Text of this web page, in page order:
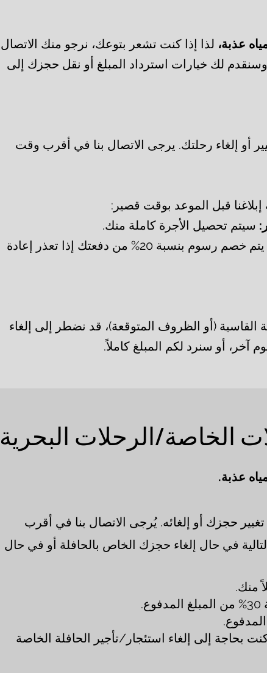
عذبة، لذا إذا كنت تشعر بتوعك، نرجو منك الاتصال
لك خيارات استرداد المبلغ أو نقل حجزك إلى
أو إلغاء رحلتك. يرجى الاتصال بنا في أقرب وقت
قبل الموعد بوقت قصير:
سيتم تحصيل الأجرة كاملة منك.
: قد يتم خصم رسوم بنسبة 20% من دفعتك إذا تعذر إعادة
(أو الظروف المتوقعة)، قد نضطر إلى إلغاء
آخر، أو سنرد لكم المبلغ كاملاً.
الخاصة/الرحلات البحرية
عذبة.
حجزك أو إلغائه. يُرجى الاتصال بنا في أقرب
في حال إلغاء حجزك الخاص بالحافلة أو في حال
منك.
بحاجة إلى إلغاء استئجار/تأجير الحافلة الخاصة